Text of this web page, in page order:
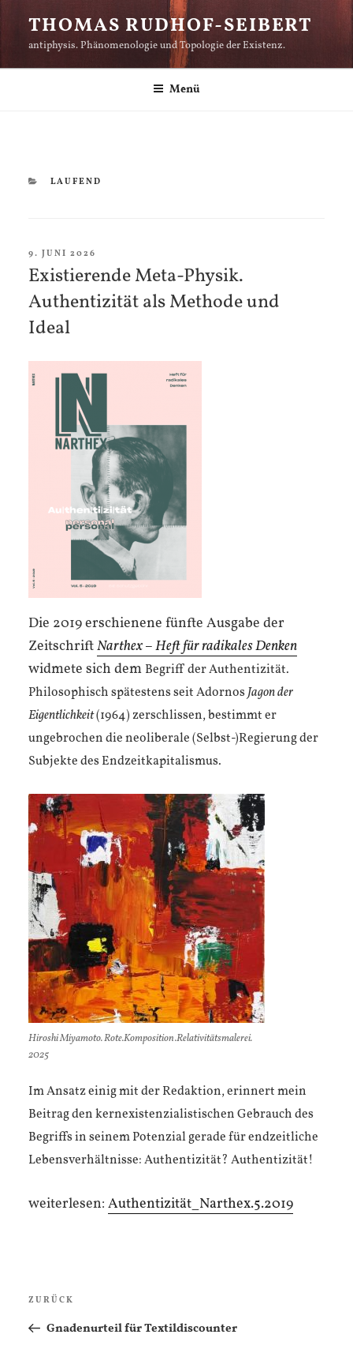
Inhalt
springen
THOMAS RUDHOF-SEIBERT
antiphysis. Phänomenologie und Topologie der Existenz.
Menü
KATEGORIEN
LAUFEND
VERÖFFENTLICHT
AM
9. JUNI 2026
Existierende Meta-Physik.
Authentizität als Methode und
Ideal
Die 2019 erschienene fünfte Ausgabe der
ZeitschriftNarthex – Heft für radikales Denken
widmete sich dem Begriff der Authentizität.
Philosophisch spätestens seit AdornosJagon der
Eigentlichkeit(1964) zerschlissen, bestimmt er
ungebrochen die neoliberale (Selbst-)Regierung der
Subjekte des Endzeitkapitalismus.
Hiroshi Miyamoto. Rote.Komposition.Relativitätsmalerei.
2025
Im Ansatz einig mit der Redaktion, erinnert mein
Beitrag den kernexistenzialistischen Gebrauch des
Begriffs in seinem Potenzial gerade für endzeitliche
Lebensverhältnisse: Authentizität? Authentizität!
weiterlesen: Authentizität_Narthex.5.2019
Beitragsnavigation
Vorheriger
Beitrag
ZURÜCK
Gnadenurteil für Textildiscounter